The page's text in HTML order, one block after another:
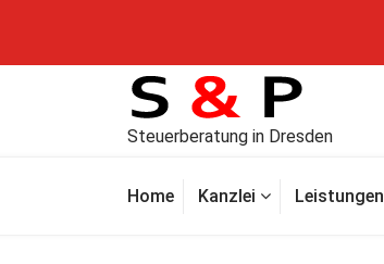
Steuerberatung in Dresden
Home Kanzlei Leistungen